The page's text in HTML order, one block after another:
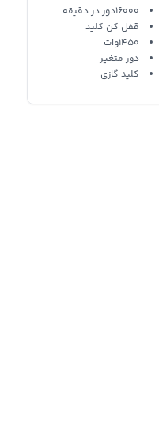
1450w 902816000دور در دقیقه
قفل کن کلید
1450وات
دور متغیر
کلید گازی